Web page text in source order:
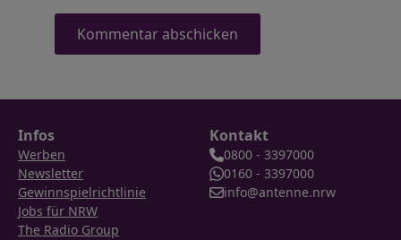
Infos
Werben
Newsletter
Gewinnspielrichtlinie
Jobs für NRW
The Radio Group
Kontakt
0800 - 3397000
0160 - 3397000
info@antenne.nrw